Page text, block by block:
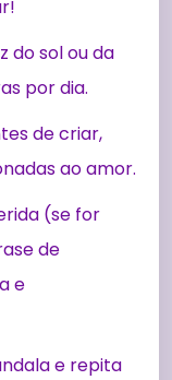
do sol ou da
por dia.
de criar,
ao amor.
(se for
de
e
e repita